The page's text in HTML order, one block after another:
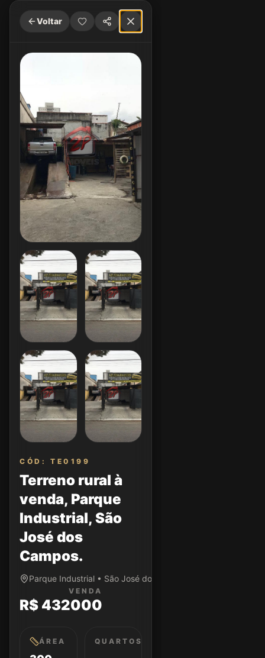
Voltar
CÓD: TE0199
Terreno rural à
venda, Parque
Industrial, São
José dos
Campos.
Parque Industrial • São José dos Campos/SP
VENDA
R$ 432000
ÁREA QUARTOS